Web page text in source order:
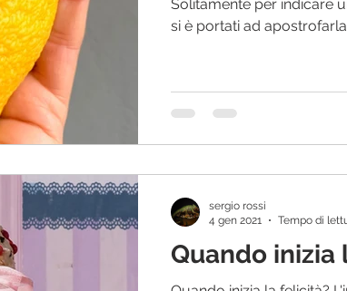
Solitamente per indicare
si è portati ad apostrofarla
Quando inizia
sergio rossi
4 gen 2021
Tempo di